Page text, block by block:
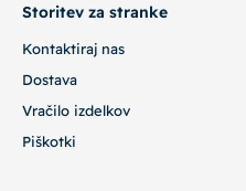
Storitev za stranke
Kontaktiraj nas
Dostava
Vračilo izdelkov
Piškotki